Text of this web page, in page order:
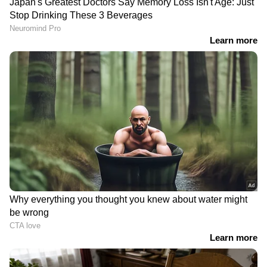
DOWNLOAD APP
Bigg Boss Malayalam Season 7മുതൽ
Mollywood newsവരെ എല്ലാ
Entertainment
Newsഒരൊറ്റ ക്ലിക്കിൽ. എപ്പോഴും
എവിടെയും എന്റർടൈൻമെന്റിന്റെ
താളത്തിൽ ചേരാൻ
ഏഷ്യാനെറ്റ് ന്യൂസ്
മലയാളം വാർത്തകൾ